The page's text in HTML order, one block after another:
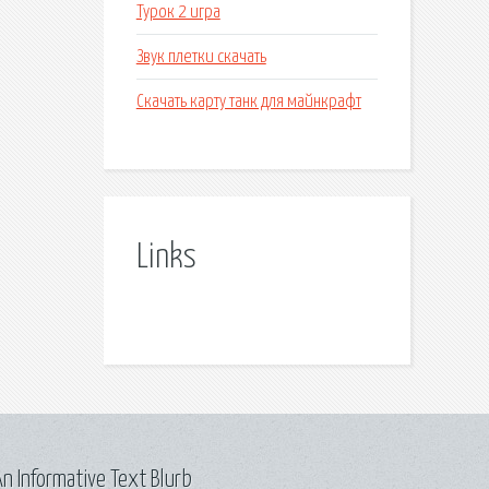
Турок 2 игра
Звук плетки скачать
Скачать карту танк для майнкрафт
Links
Informative Text Blurb